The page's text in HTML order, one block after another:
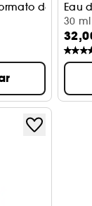
de
Eau
30 ml